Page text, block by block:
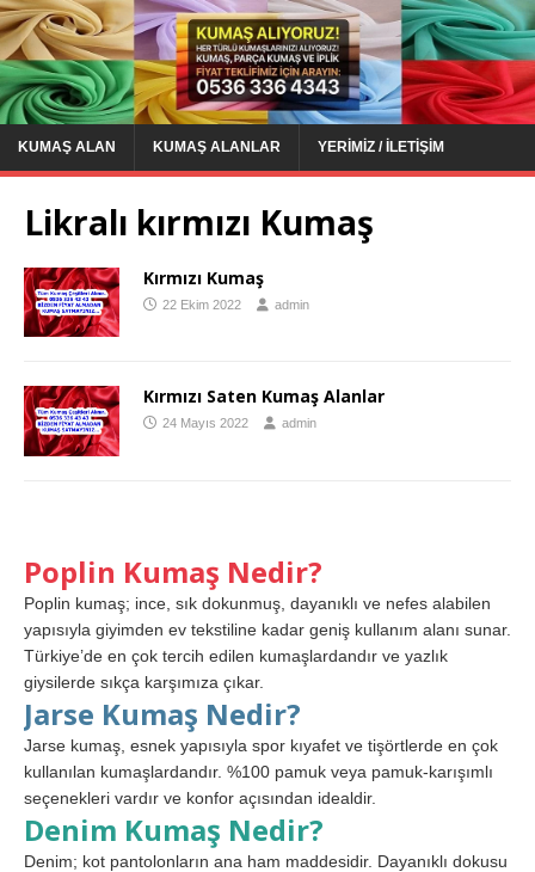
KUMAŞ ALAN KUMAŞ ALANLAR YERIMIZ / İLETIŞIM
Likralı kırmızı Kumaş
Kırmızı Kumaş
22 Ekim 2022 admin
Kırmızı Saten Kumaş Alanlar
24 Mayıs 2022 admin
Poplin Kumaş Nedir?
Poplin kumaş; ince, sık dokunmuş, dayanıklı ve nefes alabilen
yapısıyla giyimden ev tekstiline kadar geniş kullanım alanı sunar.
Türkiye’de en çok tercih edilen kumaşlardandır ve yazlık
giysilerde sıkça karşımıza çıkar.
Jarse Kumaş Nedir?
Jarse kumaş, esnek yapısıyla spor kıyafet ve tişörtlerde en çok
kullanılan kumaşlardandır. %100 pamuk veya pamuk-karışımlı
seçenekleri vardır ve konfor açısından idealdir.
Denim Kumaş Nedir?
Denim; kot pantolonların ana ham maddesidir. Dayanıklı dokusu